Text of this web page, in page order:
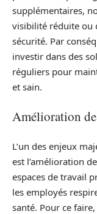
supplémentaires,
visibilité réduite ou
sécurité. Par
investir dans des
réguliers pour
et sain.
Amélioration
L’un des enjeux
est l’amélioration
espaces de travail
les employés
santé. Pour ce